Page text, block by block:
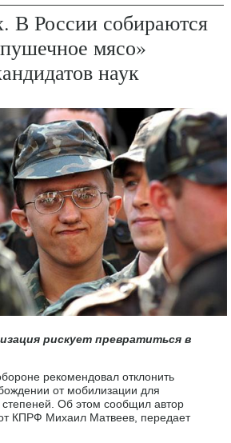
В России собираются
мясо»
наук
рискует превратиться в
рекомендовал отклонить
от мобилизации для
Об этом сообщил автор
КПРФ Михаил Матвеев, передает